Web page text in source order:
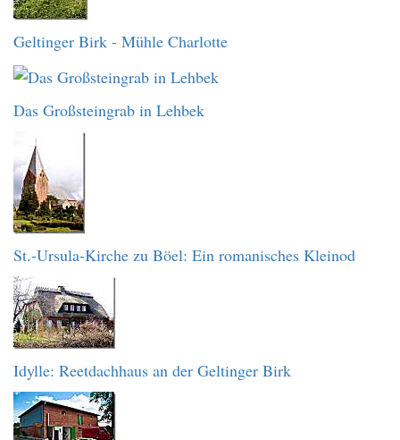
Geltinger Birk - Mühle Charlotte
Das Großsteingrab in Lehbek
St.-Ursula-Kirche zu Böel: Ein romanisches Kleinod
Idylle: Reetdachhaus an der Geltinger Birk